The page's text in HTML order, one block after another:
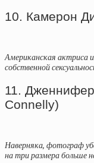
10. Камерон
Американская актриса
собственной
11.
Connelly)
Наверняка, фотограф
на три размера больше